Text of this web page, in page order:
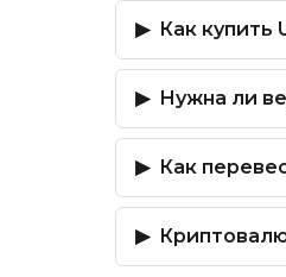
Как купить
Нужна ли
Как